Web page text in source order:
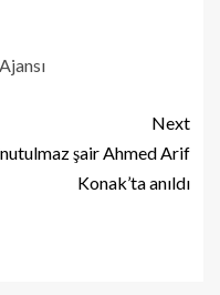
Next
şair Ahmed Arif
Konak’ta anıldı